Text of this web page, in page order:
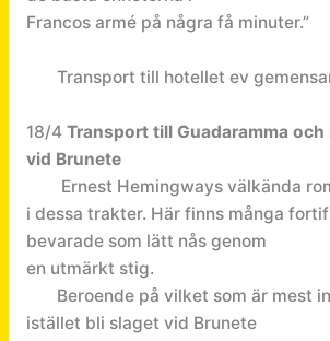
Francos armé på några få minuter.”
Transport till hotellet ev
18/4 Transport till Guadaramma
vid Brunete
Ernest Hemingways välkända
i dessa trakter. Här finns många
bevarade som lätt nås genom
en utmärkt stig.
Beroende på vilket som är mest
istället bli slaget vid Brunete